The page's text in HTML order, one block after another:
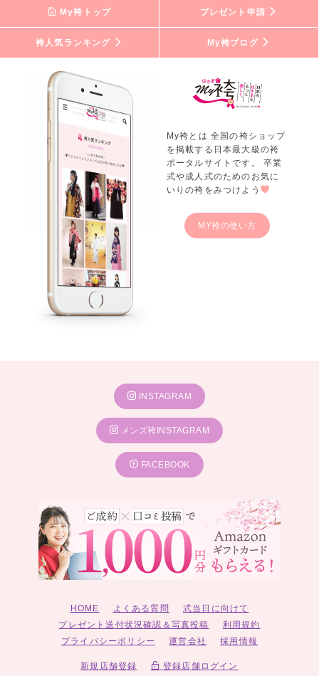
My袴トップ プレゼント申請
袴人気ランキング My袴ブログ
My袴とは 全国の袴ショップ
を掲載する日本最大級の袴
ポータルサイトです。 卒業
式や成人式のためのお気に
いりの袴をみつけよう
MY袴の使い方
INSTAGRAM
メンズ袴INSTAGRAM
FACEBOOK
HOME よくある質問
式当日に向けて
プレゼント送付状況確認＆写真投稿
利用規約
プライバシーポリシー
運営会社 採用情報
新規店舗登録 登録店舗ログイン